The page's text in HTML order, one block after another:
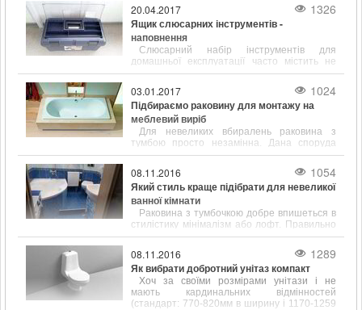
20.04.2017 1326
Ящик слюсарних інструментів -
наповнення
Слюсарний набір інструментів для
домашньої експлуатації часто містить не
тільки популярні і відомі предмети, такі як
молоток, викрутка, ключ, а й містить зубило,
кернер, кусачки і інші інструменти.
03.01.2017 1024
Підбираємо раковину для монтажу на
меблевий виріб
Для невеликих вбиралень раковина з
тумбою просто незамінна. Дана споруда
відрізняється підвищеною
функціональністю і привабливим зовнішнім
виглядом.
08.11.2016 1054
Який стиль краще підібрати для невеликої
ванної кімнати
Раковина з тумбочкою добре впишеться в
стилістику мінімалізм або лофт. Правильно
підібрані розміри сантехніки допоможуть
08.11.2016 1289
Як вибрати добротний унітаз компакт
Хоч за своїми розмірами унітази і не
мають кардинальних відмінностей
(стандарт: 770-820мм в ширину і 1170-1259